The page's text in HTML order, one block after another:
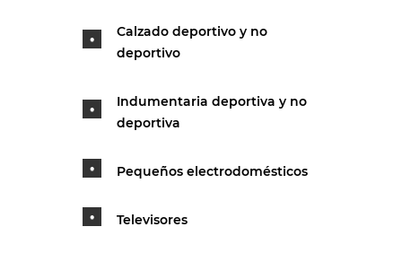
Calzado deportivo y no
deportivo
Indumentaria deportiva y no
deportiva
Pequeños electrodomésticos
Televisores